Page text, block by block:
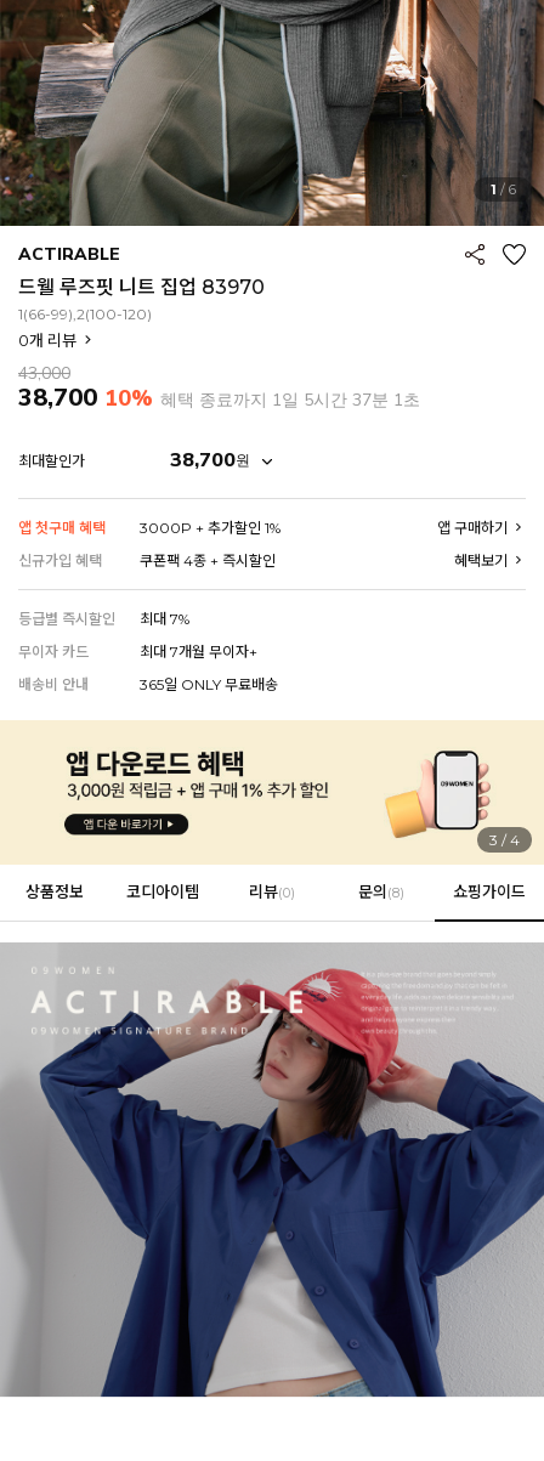
EVERY, SAY
1 / 6
ACTIRABLE
드웰 루즈핏 니트 집업 83970
1(66-99),2(100-120)
0개 리뷰
43,000
38,700 10% 혜택 종료까지 1일 5시간 36분 58초
최대할인가 38,700원
앱 첫구매 혜택 3000P + 추가할인 1%
앱 구매하기
신규가입 혜택
쿠폰팩 4종 + 즉시할인 혜택보기
등급별 즉시할인
최대 7%
무이자 카드
최대 7개월 무이자+
배송비 안내
365일 ONLY 무료배송
4 /4
상품정보 코디아이템 리뷰(0) 문의 (8) 쇼핑가이드